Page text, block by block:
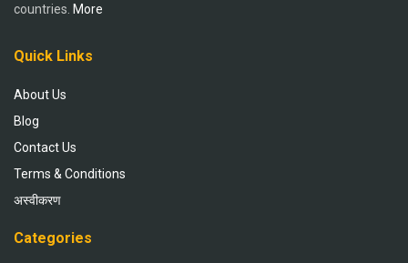
countries. More
Quick Links
About Us
Blog
Contact Us
Terms & Conditions
अस्वीकरण
Categories